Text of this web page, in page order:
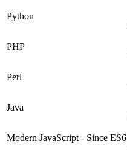
Python
PHP
Perl
Java
Modern JavaScript - Since ES6